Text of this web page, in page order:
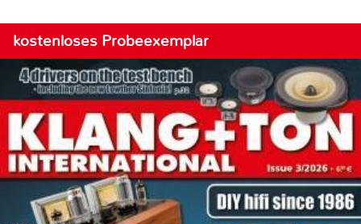
kostenloses Probeexemplar